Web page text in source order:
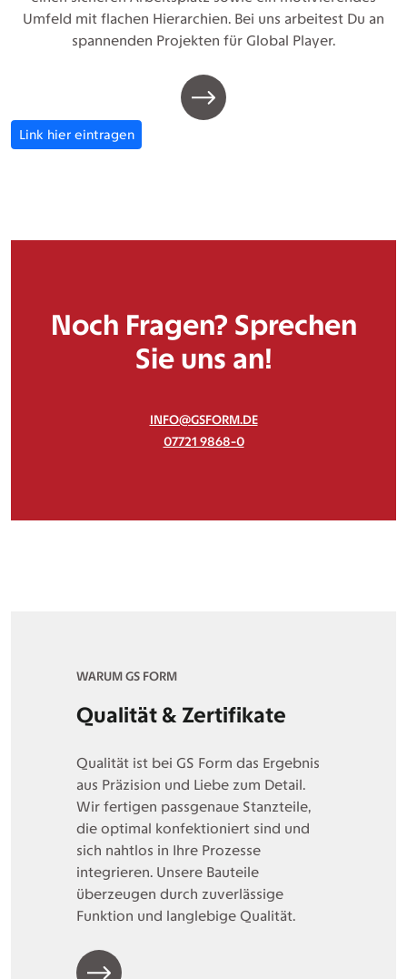
Umfeld mit flachen Hierarchien. Bei uns arbeitest Du an
spannenden Projekten für Global Player.
Link hier eintragen
Noch Fragen? Sprechen
Sie uns an!
INFO@GSFORM.DE
07721 9868-0
WARUM GS FORM
Qualität & Zertifikate
Qualität ist bei GS Form das Ergebnis
aus Präzision und Liebe zum Detail.
Wir fertigen passgenaue Stanzteile,
die optimal konfektioniert sind und
sich nahtlos in Ihre Prozesse
integrieren. Unsere Bauteile
überzeugen durch zuverlässige
Funktion und langlebige Qualität.